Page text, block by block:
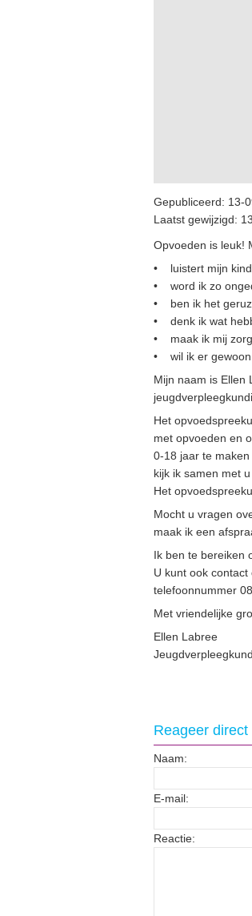
Gepubliceerd: 13-
Laatst gewijzigd:
Opvoeden is leuk!
• luistert mijn kind
• word ik zo
• ben ik het
• denk ik wat
• maak ik mij
• wil ik er gewoon
Mijn naam is Ellen
Het
met opvoeden en
0-18 jaar te maken
kijk ik samen met
Het
Mocht u vragen
maak ik een
Ik ben te bereiken
U kunt ook
telefoonnummer
Met vriendelijke
Ellen Labree
Reageer
Naam:
E-mail:
Reactie: